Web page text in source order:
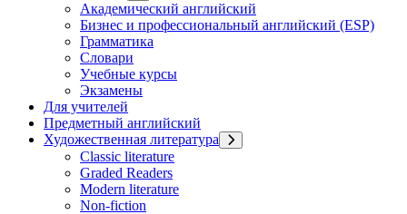
Академический английский
Бизнес и профессиональный английский (ESP)
Грамматика
Словари
Учебные курсы
Экзамены
Для учителей
Предметный английский
Художественная литература
Classic literature
Graded Readers
Modern literature
Non-fiction